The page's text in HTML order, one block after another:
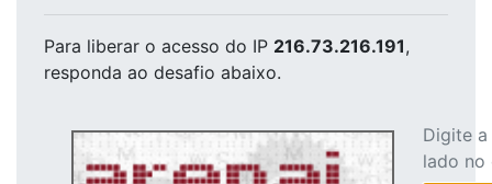
Para liberar o acesso do IP 216.73.216.191,
responda ao desafio abaixo.
Digite
lado no